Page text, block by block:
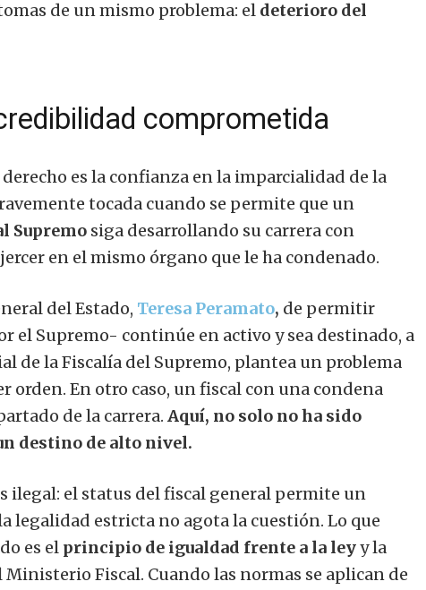
de un mismo problema: el deterioro del
comprometida
es la confianza en la imparcialidad de la
tocada cuando se permite que un
Supremo siga desarrollando su carrera con
en el mismo órgano que le ha condenado.
del Estado, Teresa Peramato, de permitir
el Supremo- continúe en activo y sea destinado, a
de la Fiscalía del Supremo, plantea un problema
En otro caso, un fiscal con una condena
de la carrera. Aquí, no solo no ha sido
destino de alto nivel.
ilegal: el status del fiscal general permite un
legalidad estricta no agota la cuestión. Lo que
es el principio de igualdad frente a la leyy la
Fiscal. Cuando las normas se aplican de